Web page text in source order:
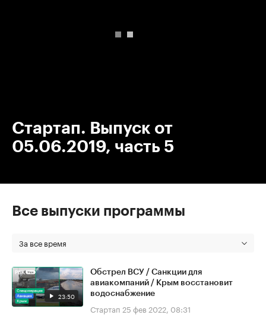
Стартап. Выпуск от
05.06.2019, часть 5
Все выпуски программы
За все время
23:50
Обстрел ВСУ / Санкции для
авиакомпаний / Крым восстановит
водоснабжение
Стартап 25 фев 2022, 08:31